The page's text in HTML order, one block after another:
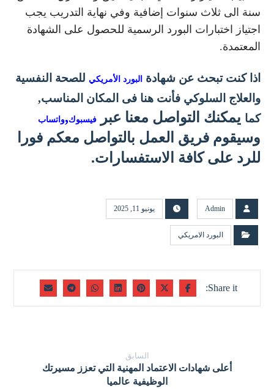
سنة الى ثلاث سنوات إضافية وفي نهاية التدريب يجب
اجتياز اختبارات البورد الرسمية للحصول على الشهادة
المعتمدة.
اذا كنت تبحث عن شهادة البورد الأمريكي ​ للصحة النفسية
والعلاج السلوكي فأنت هنا فى المكان المناسب,
كما يمكنك التواصل معنا عبرفيسبوك,واتساب
وسيقوم فريق العمل بالتواصل معكم فورا
للرد على كافة الاستفسارات.
Admin يونيو 11, 2025
البورد الامريكي
السابق
أعلى شهادات الاعتماد المهنية التي تعزز مسيرتك
الوظيفية عالميا